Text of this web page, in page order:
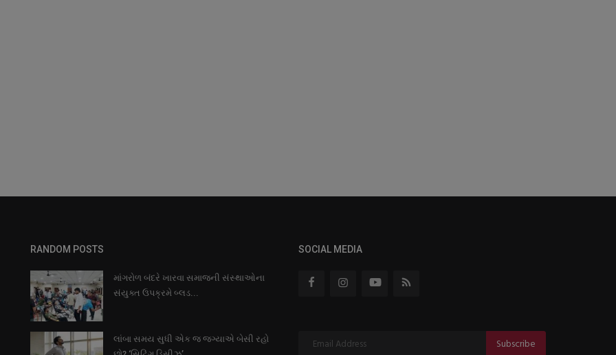
RANDOM POSTS
માંગરોળ બંદરે ખારવા સમાજની સંસ્થાઓના
સંયુક્ત ઉપક્રમે બ્લડ...
લાંબા સમય સુધી એક જ જગ્યાએ બેસી રહો
SOCIAL MEDIA
Subscribe